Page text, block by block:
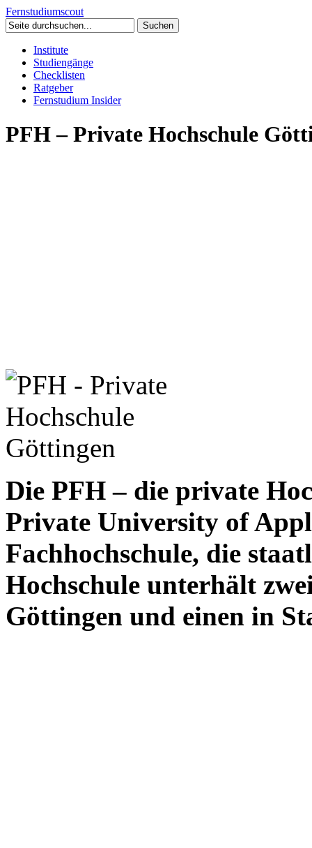
Fernstudiumscout
Institute
Studiengänge
Checklisten
Ratgeber
Fernstudium Insider
PFH – Private Hochschule
Die PFH – die private
Private University of
Fachhochschule, die
Hochschule unterhält
Göttingen und einen in